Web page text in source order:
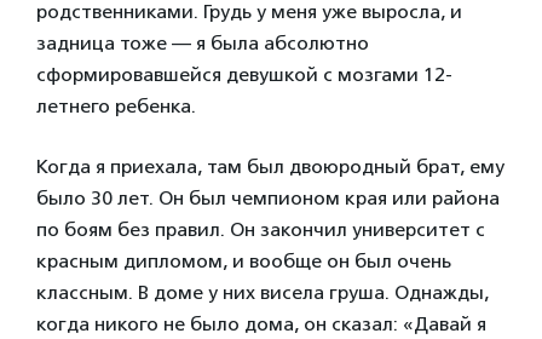
родственниками. Грудь у меня уже выросла, и
задница тоже — я была абсолютно
сформировавшейся девушкой с мозгами 12-
летнего ребенка.
Когда я приехала, там был двоюродный брат, ему
было 30 лет. Он был чемпионом края или района
по боям без правил. Он закончил университет с
красным дипломом, и вообще он был очень
классным. В доме у них висела груша. Однажды,
когда никого не было дома, он сказал: «Давай я